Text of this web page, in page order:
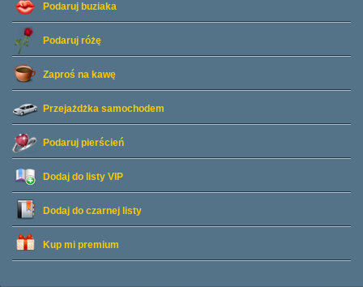
Podaruj buziaka
Podaruj różę
Zaproś na kawę
Przejażdżka samochodem
Podaruj pierścień
Dodaj do listy VIP
Dodaj do czarnej listy
Kup mi premium